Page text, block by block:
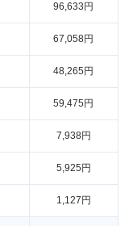
96,633円
67,058円
48,265円
59,475円
7,938円
5,925円
1,127円